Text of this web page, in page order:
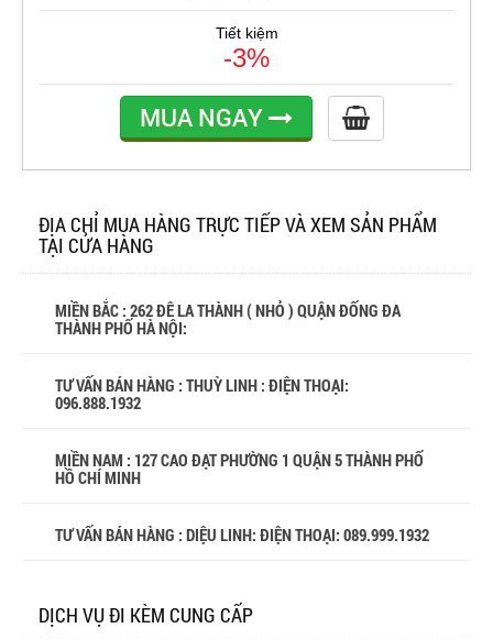
Tiết kiệm
-3%
MUA NGAY
ĐỊA CHỈ MUA HÀNG TRỰC TIẾP VÀ XEM SẢN PHẨM
TẠI CỬA HÀNG
MIỀN BẮC : 262 ĐÊ LA THÀNH ( NHỎ ) QUẬN ĐỐNG ĐA
THÀNH PHỐ HÀ NỘI:
TƯ VẤN BÁN HÀNG : THUỲ LINH : ĐIỆN THOẠI:
096.888.1932
MIỀN NAM : 127 CAO ĐẠT PHƯỜNG 1 QUẬN 5 THÀNH PHỐ
HỒ CHÍ MINH
TƯ VẤN BÁN HÀNG : DIỆU LINH: ĐIỆN THOẠI: 089.999.1932
DỊCH VỤ ĐI KÈM CUNG CẤP